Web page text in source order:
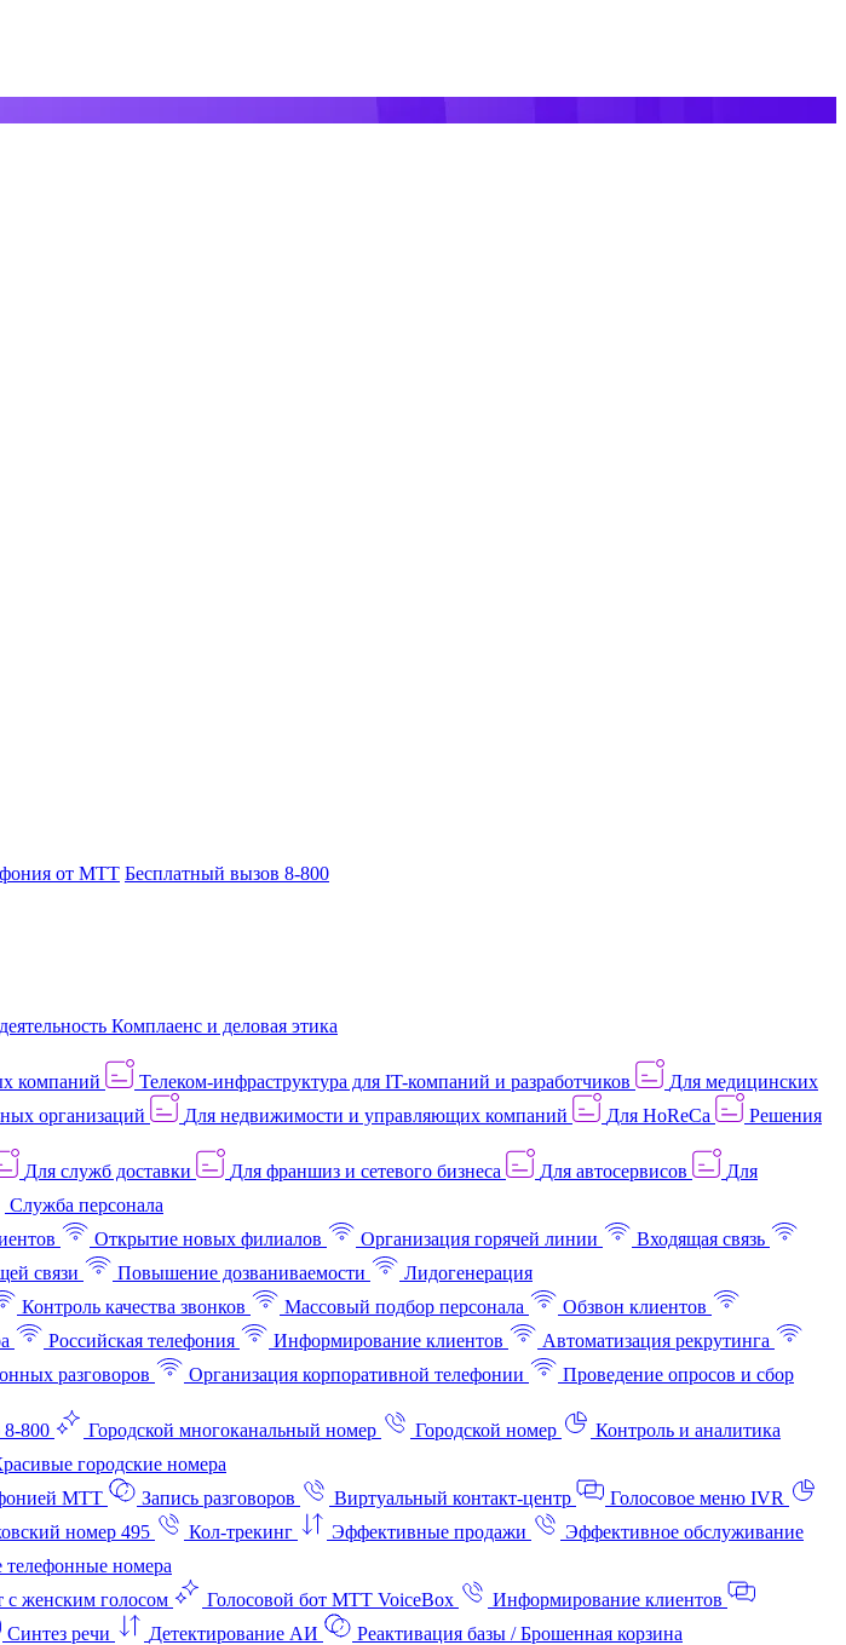
от МТТ Бесплатный вызов 8-800
Комплаенс и деловая этика
компаний Телеком-инфраструктура для IT-компаний и разработчиков
Для медицинских
организаций Для недвижимости и управляющих компаний Для HoReCa
Решения
Для служб доставки Для франшиз и сетевого бизнеса Для автосервисов
Для
Служба персонала
Открытие новых филиалов Организация горячей линии
Входящая связь
связи Повышение дозваниваемости
Лидогенерация
Контроль качества звонков Массовый подбор персонала
Обзвон клиентов
Российская телефония Информирование клиентов
Автоматизация рекрутинга
разговоров Организация корпоративной телефонии
Проведение опросов и сбор
800 Городской многоканальный номер Городской номер
Контроль и аналитика
городские номера
МТТ Запись разговоров Виртуальный контакт‑центр
Голосовое меню IVR
номер 495 Кол-трекинг Эффективные продажи
Эффективное обслуживание
телефонные номера
с женским голосом Голосовой бот МТТ VoiceBox
Информирование клиентов
Синтез речи Детектирование АИ
Реактивация базы / Брошенная корзина